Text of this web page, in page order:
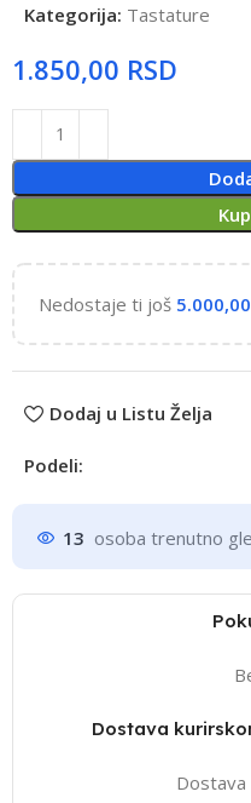
Kategorija: Tastature
RSD
Nedostaje ti još 5.000,00
Dodaj u Listu Želja
Podeli:
13 osoba trenutno
Dostava
Dostava